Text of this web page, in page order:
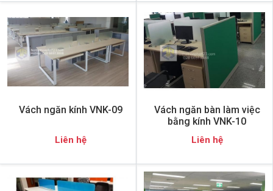
Vách ngăn kính VNK-09
Liên hệ
Vách ngăn bàn làm việc
bằng kính VNK-10
Liên hệ